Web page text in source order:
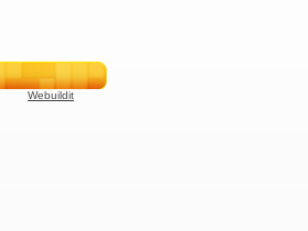
Webuildit